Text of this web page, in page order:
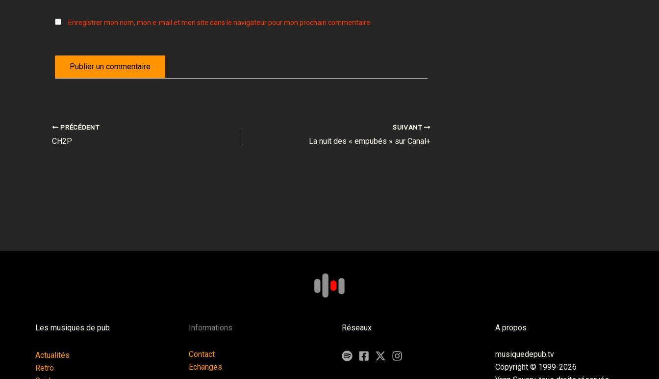
Enregistrer mon nom, mon e-mail et mon site dans le navigateur pour mon prochain commentaire.
PRÉCÉDENT
CH2P
SUIVANT
La nuit des « empubés » sur Canal+
Les musiques de pub
Actualités
Retro
Informations
Contact
Echanges
Réseaux A propos
musiquedepub.tv
Copyright © 1999-2026